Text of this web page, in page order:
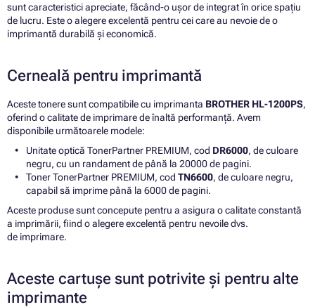
sunt caracteristici apreciate, făcând-o ușor de integrat în orice spațiu
de lucru. Este o alegere excelentă pentru cei care au nevoie de o
imprimantă durabilă și economică.
Cerneală pentru imprimantă
Aceste tonere sunt compatibile cu imprimanta BROTHER HL-1200PS,
oferind o calitate de imprimare de înaltă performanță. Avem
disponibile următoarele modele:
Unitate optică TonerPartner PREMIUM, cod DR6000, de culoare
negru, cu un randament de până la 20000 de pagini.
Toner TonerPartner PREMIUM, cod TN6600, de culoare negru,
capabil să imprime până la 6000 de pagini.
Aceste produse sunt concepute pentru a asigura o calitate constantă
a imprimării, fiind o alegere excelentă pentru nevoile dvs.
de imprimare.
Aceste cartușe sunt potrivite și pentru alte
imprimante